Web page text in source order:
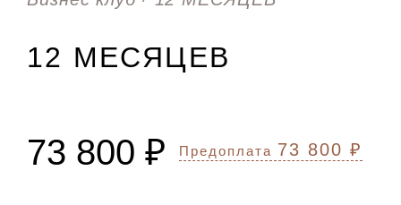
12 МЕСЯЦЕВ
73 800 ₽ Предоплата 73 800 ₽